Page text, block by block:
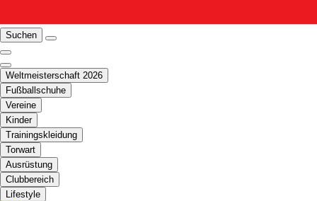
Suchen
Weltmeisterschaft 2026
Fußballschuhe
Vereine
Kinder
Trainingskleidung
Torwart
Ausrüstung
Clubbereich
Lifestyle